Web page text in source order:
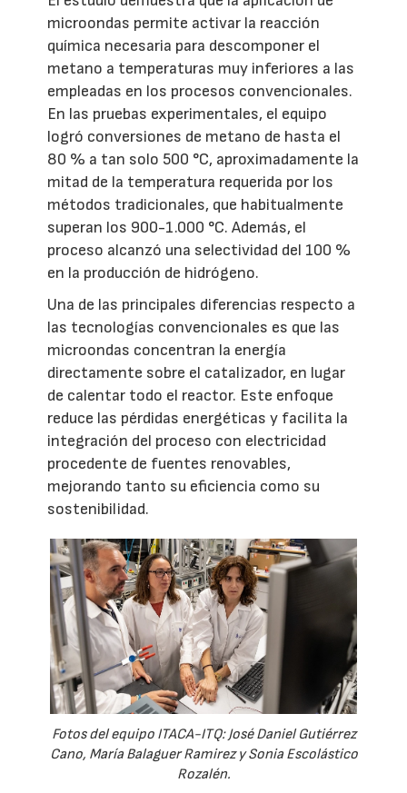
microondas permite activar la reacción
química necesaria para descomponer el
metano a temperaturas muy inferiores a las
empleadas en los procesos convencionales.
En las pruebas experimentales, el equipo
logró conversiones de metano de hasta el
80 % a tan solo 500 °C, aproximadamente la
mitad de la temperatura requerida por los
métodos tradicionales, que habitualmente
superan los 900-1.000 °C. Además, el
proceso alcanzó una selectividad del 100 %
en la producción de hidrógeno.
Una de las principales diferencias respecto a
las tecnologías convencionales es que las
microondas concentran la energía
directamente sobre el catalizador, en lugar
de calentar todo el reactor. Este enfoque
reduce las pérdidas energéticas y facilita la
integración del proceso con electricidad
procedente de fuentes renovables,
mejorando tanto su eficiencia como su
sostenibilidad.
Fotos del equipo ITACA-ITQ: José Daniel Gutiérrez
Cano, María Balaguer Ramirez y Sonia Escolástico
Rozalén.